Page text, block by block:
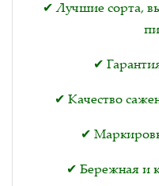
✔ Лучшие сорта,
✔
✔ Качество
✔
✔ Бережная и